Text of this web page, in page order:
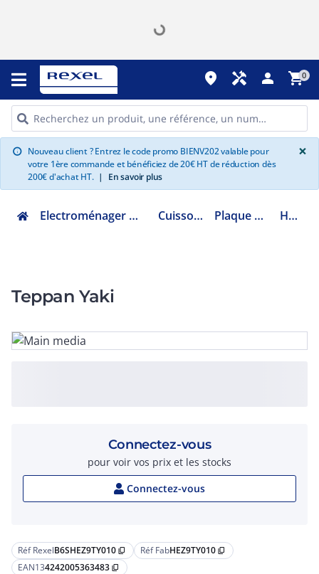
place handyman person shopping_cart0
info Nouveau client ? Entrez le code promo BIENV202 valable pour
votre 1ère commande et bénéficiez de 20€ HT de réduction dès
200€ d'achat HT. | En savoir plus
×
Electroménager multimédia et informatique Cuisson encastrable Plaque Electrique émail HEZ9TY010
Teppan Yaki
Réf RexelB6SHEZ9TY010 content_copy Réf FabHEZ9TY010 content_copy
EAN134242005363483 content_copy
Connectez-vous
pour voir vos prix et les stocks
Connectez-vous